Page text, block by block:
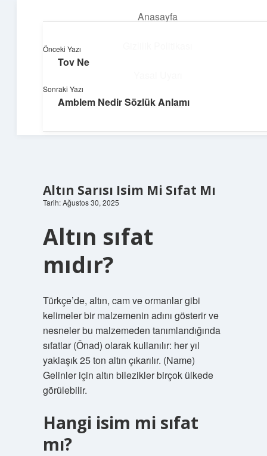
Anasayfa
Hakkımızda
Altın Sarısı Isim Mi Sıfat Mı
Tarih: Ağustos 30, 2025
Altın sıfat
mıdır?
Türkçe’de, altın, cam ve ormanlar gibi
kelimeler bir malzemenin adını gösterir ve
nesneler bu malzemeden tanımlandığında
sıfatlar (Önad) olarak kullanılır: her yıl
yaklaşık 25 ton altın çıkarılır. (Name)
Gelinler için altın bilezikler birçok ülkede
görülebilir.
Hangi isim mi sıfat
mı?
Önceki Yazı
Tov Ne
Sonraki Yazı
Amblem Nedir Sözlük Anlamı